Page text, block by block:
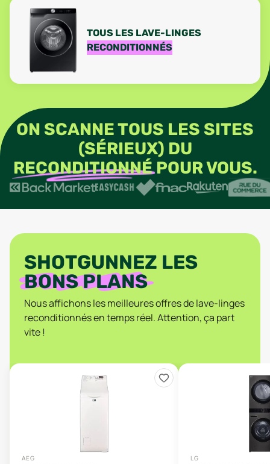
TOUS LES LAVE-LINGES
RECONDITIONNÉS
ON SCANNE TOUS LES SITES
(SÉRIEUX) DU
RECONDITIONNÉPOUR VOUS.
SHOTGUNNEZ LES
BONS PLANS
Nous affichons les meilleures offres de lave-linges
reconditionnés en temps réel. Attention, ça part
vite !
AEG LG